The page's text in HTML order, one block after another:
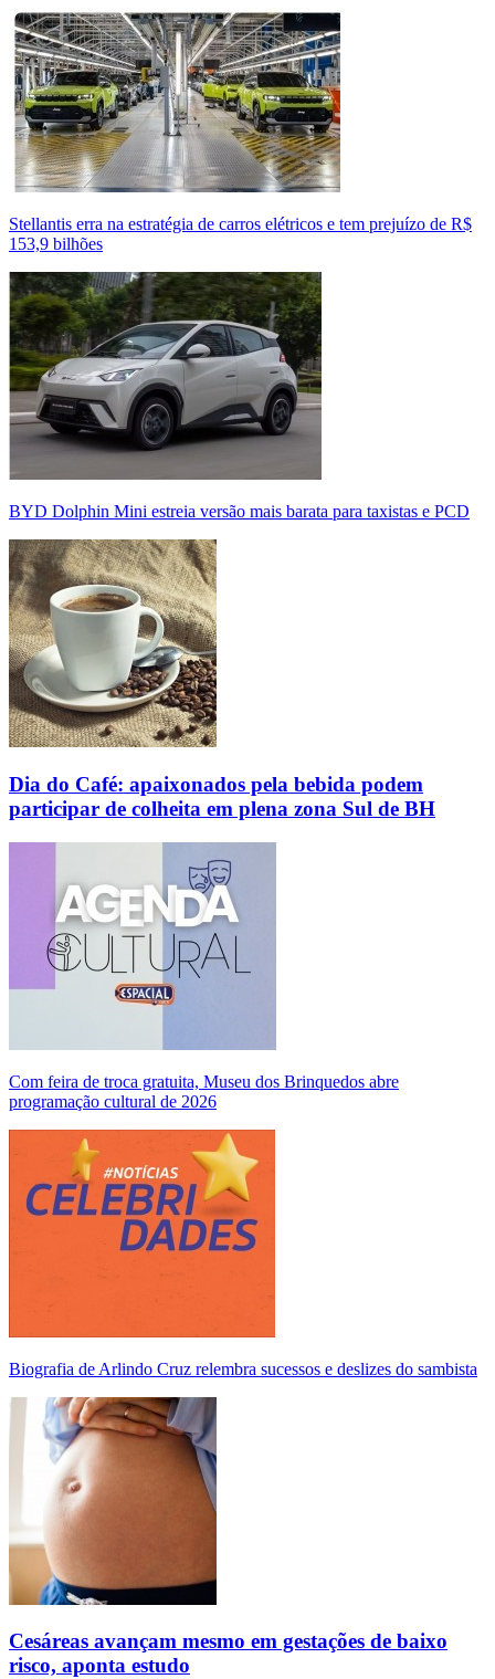
Stellantis erra na estratégia de carros elétricos e tem prejuízo de R$
153,9 bilhões
BYD Dolphin Mini estreia versão mais barata para taxistas e PCD
Dia do Café: apaixonados pela bebida podem
participar de colheita em plena zona Sul de BH
Com feira de troca gratuita, Museu dos Brinquedos abre
programação cultural de 2026
Biografia de Arlindo Cruz relembra sucessos e deslizes do sambista
Cesáreas avançam mesmo em gestações de baixo
risco, aponta estudo